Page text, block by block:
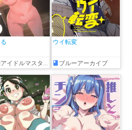
イドルマスター
ウイ転変
ブルーアーカイブ